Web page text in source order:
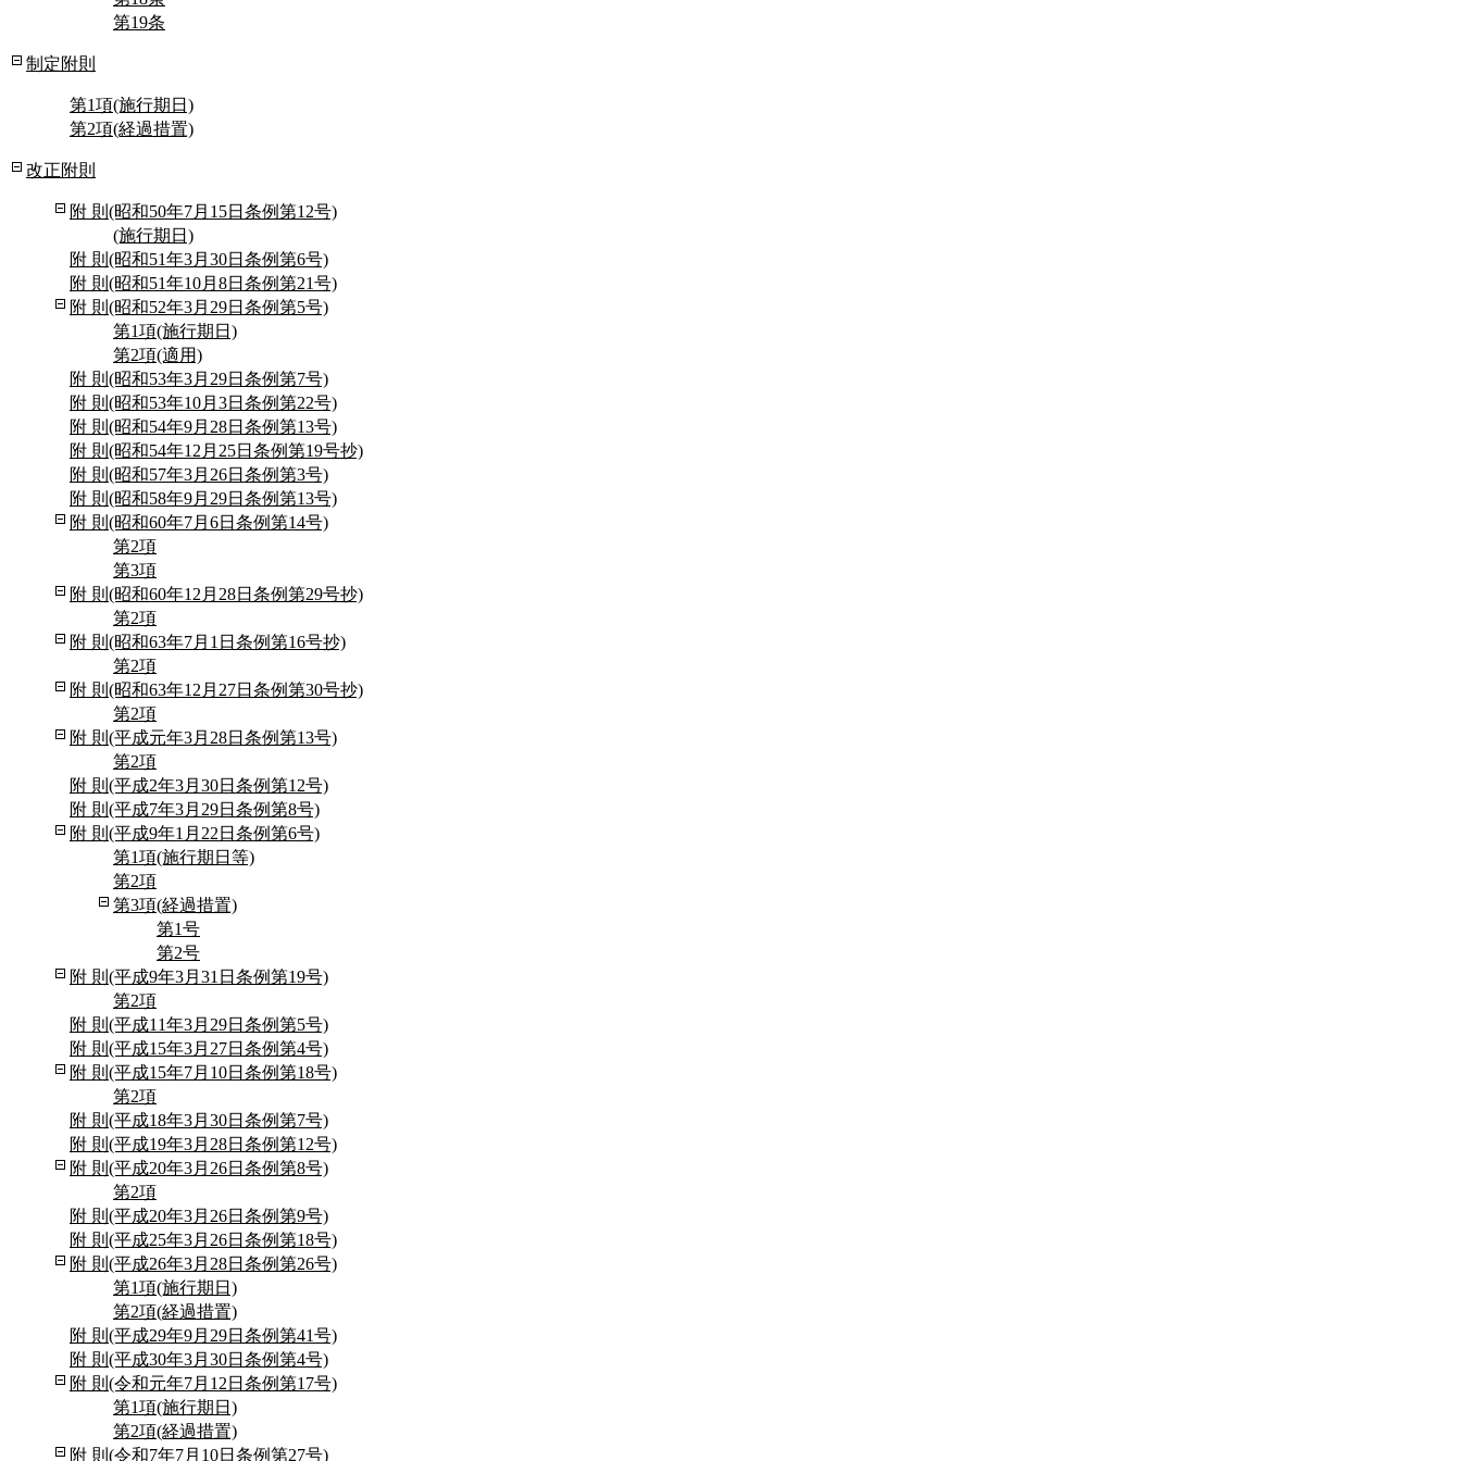
第19条
制定附則
第1項(施行期日)
第2項(経過措置)
改正附則
附 則(昭和50年7月15日条例第12号)
(施行期日)
附 則(昭和51年3月30日条例第6号)
附 則(昭和51年10月8日条例第21号)
附 則(昭和52年3月29日条例第5号)
第1項(施行期日)
第2項(適用)
附 則(昭和53年3月29日条例第7号)
附 則(昭和53年10月3日条例第22号)
附 則(昭和54年9月28日条例第13号)
附 則(昭和54年12月25日条例第19号抄)
附 則(昭和57年3月26日条例第3号)
附 則(昭和58年9月29日条例第13号)
附 則(昭和60年7月6日条例第14号)
第2項
第3項
附 則(昭和60年12月28日条例第29号抄)
第2項
附 則(昭和63年7月1日条例第16号抄)
第2項
附 則(昭和63年12月27日条例第30号抄)
第2項
附 則(平成元年3月28日条例第13号)
第2項
附 則(平成2年3月30日条例第12号)
附 則(平成7年3月29日条例第8号)
附 則(平成9年1月22日条例第6号)
第1項(施行期日等)
第2項
第3項(経過措置)
第1号
第2号
附 則(平成9年3月31日条例第19号)
第2項
附 則(平成11年3月29日条例第5号)
附 則(平成15年3月27日条例第4号)
附 則(平成15年7月10日条例第18号)
第2項
附 則(平成18年3月30日条例第7号)
附 則(平成19年3月28日条例第12号)
附 則(平成20年3月26日条例第8号)
第2項
附 則(平成20年3月26日条例第9号)
附 則(平成25年3月26日条例第18号)
附 則(平成26年3月28日条例第26号)
第1項(施行期日)
第2項(経過措置)
附 則(平成29年9月29日条例第41号)
附 則(平成30年3月30日条例第4号)
附 則(令和元年7月12日条例第17号)
第1項(施行期日)
第2項(経過措置)
附 則(令和7年7月10日条例第27号)